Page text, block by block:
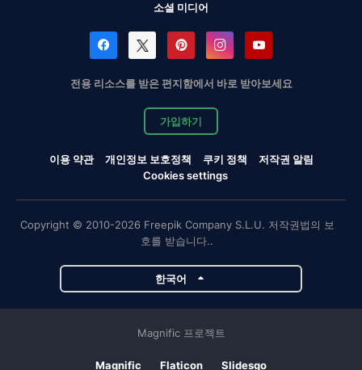
소셜 미디어
전용 리소스를 받은 편지함에서 바로 받아보세요
가입하기
이용 약관 개인정보 보호정책 쿠키 정책
저작권 알림
Cookies settings
Copyright © 2010-2026 Freepik Company S.L.U. 저작권법의 보
호를 받습니다..
한국어
Magnific 프로젝트
Magnific Flaticon Slidesgo